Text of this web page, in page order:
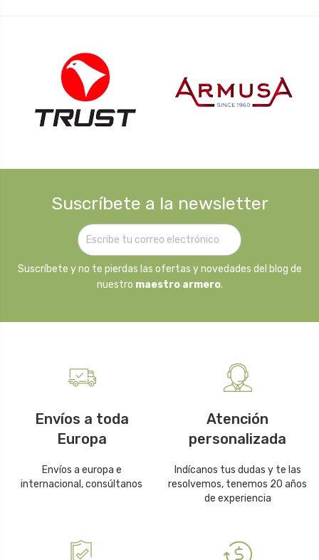
Suscríbete a la newsletter
Suscríbete y no te pierdas las ofertas y novedades del blog de
nuestro maestro armero.
Envíos a toda
Europa
Envíos a europa e
internacional, consúltanos
Atención
personalizada
Indícanos tus dudas y te las
resolvemos, tenemos 20 años
de experiencia